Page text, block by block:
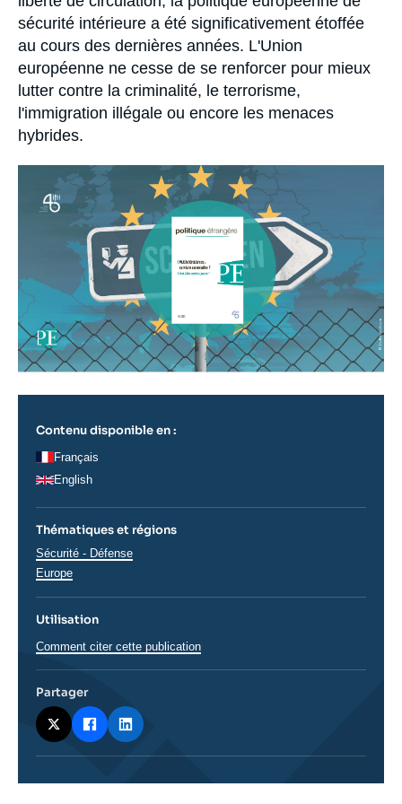
sécurité intérieure a été significativement étoffée
au cours des dernières années. L'Union
européenne ne cesse de se renforcer pour mieux
lutter contre la criminalité, le terrorisme,
l'immigration illégale ou encore les menaces
hybrides.
principale
Contenu disponible en :
Français
English
Thématiques et régions
Thématiques
analyses
Sécurité - Défense
Régions
Europe
Utilisation
Comment citer cette publication
Partager